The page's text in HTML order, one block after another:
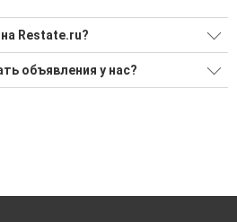
Restate.ru?
с бассейном?
поиском по новостройкам, для
объявления у нас?